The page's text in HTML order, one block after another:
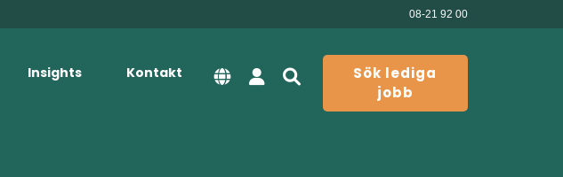
08-21 92 00
Insights Kontakt
Sök lediga
jobb